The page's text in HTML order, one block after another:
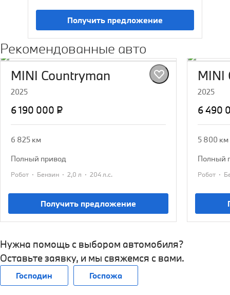
Получить предложение
Рекомендованные авто
MINI Countryman
2025
6 190 000 ₽
6 825 км
полный привод
Робот · Бензин · 2,0 л · 204 л.с.
Получить предложение
MINI
2025
6 490
5 800 км
полный
Робот ·
Нужна помощь с выбором автомобиля?
Оставьте заявку, и мы свяжемся с вами.
Господин Госпожа